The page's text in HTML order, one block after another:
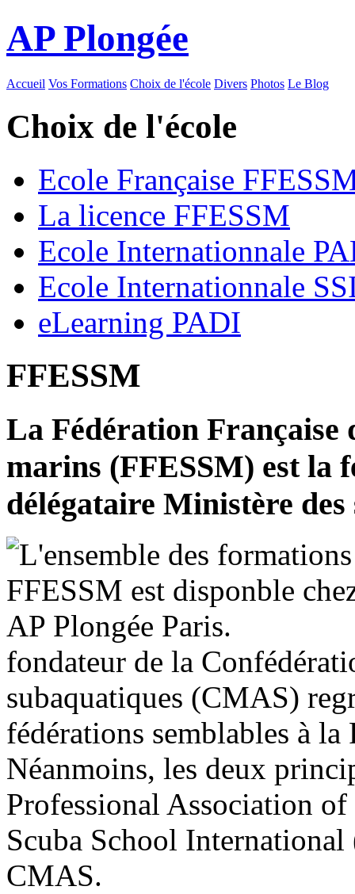
AP Plongée
Accueil Vos Formations Choix de l'école Divers Photos Le Blog
Choix de l'école
Ecole Française
La licence FFESSM
Ecole Internationnale
Ecole Internationnale
eLearning PADI
FFESSM
La Fédération Française
marins (FFESSM) est la
délégataire Ministère des
fondateur de la
subaquatiques (CMAS)
fédérations semblables à
Néanmoins, les deux
Professional Association
Scuba School
CMAS.